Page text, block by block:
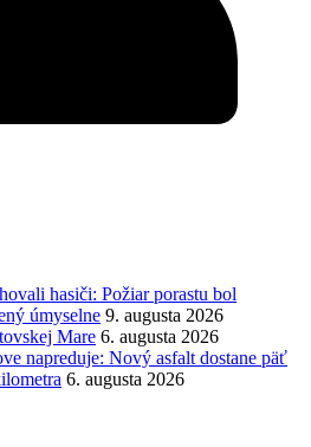
hasiči: Požiar porastu bol
úmyselne 9. augusta 2026
Mare 6. augusta 2026
napreduje: Nový asfalt dostane päť
6. augusta 2026